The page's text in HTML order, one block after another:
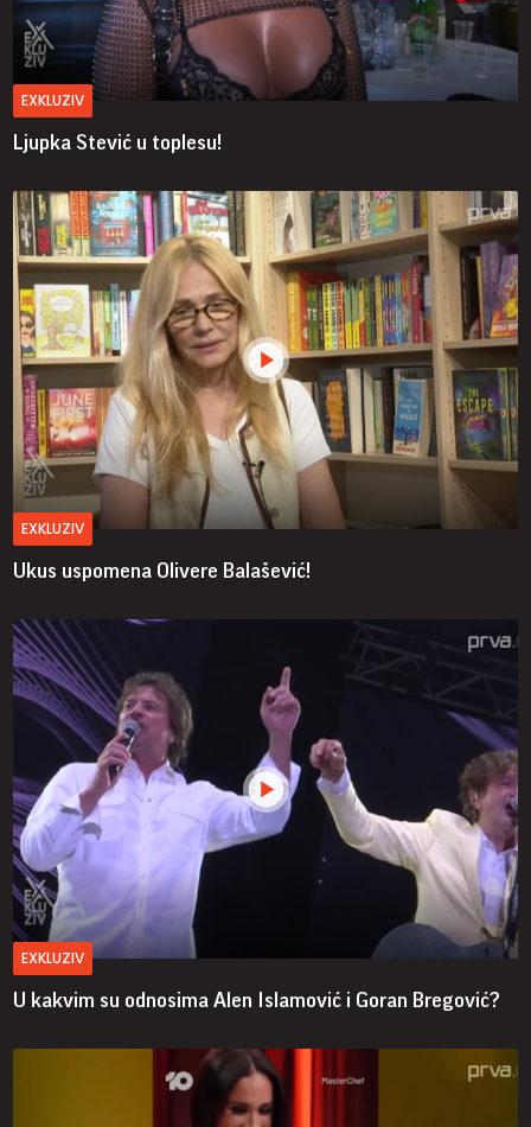
EXKLUZIV
Ljupka Stević u toplesu!
EXKLUZIV
Ukus uspomena Olivere Balašević!
EXKLUZIV
U kakvim su odnosima Alen Islamović i Goran Bregović?